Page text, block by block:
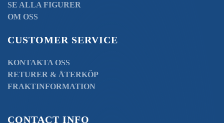
SE ALLA FIGURER
OM OSS
CUSTOMER SERVICE
KONTAKTA OSS
RETURER & ÅTERKÖP
FRAKTINFORMATION
CONTACT INFO